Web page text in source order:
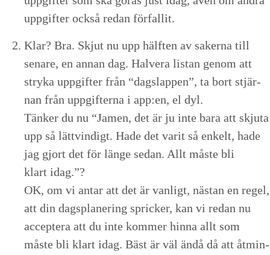
uppgifter ock­så redan förfallit.
Klar? Bra. Skjut nu upp hälften av sak­er­na till
senare, en annan dag. Halvera lis­tan genom att
stry­ka uppgifter från “dagslap­pen”, ta bort stjär­
nan från uppgifter­na i app:en, el dyl.
Tänker du nu “Jamen, det är ju inte bara att skju­ta
upp så lättvin­digt. Hade det var­it så enkelt, hade
jag gjort det för länge sedan. Allt måste bli
klart idag.”?
OK, om vi antar att det är van­ligt, näs­tan en regel,
att din dags­planer­ing sprick­er, kan vi redan nu
acceptera att du inte kom­mer hin­na allt som
måste bli klart idag. Bäst är väl ändå då att åtmin­